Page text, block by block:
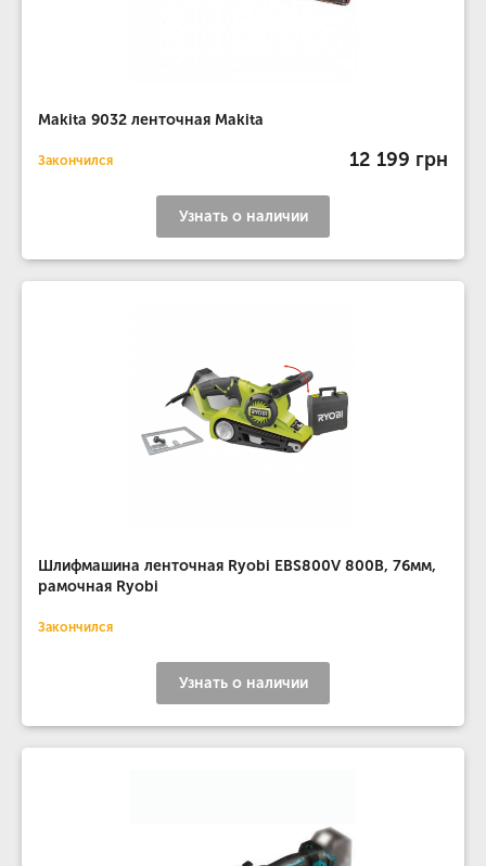
Makita 9032 ленточная Makita
Закончился 12 199 грн
Узнать о наличии
Шлифмашина ленточная Ryobi EBS800V 800В, 76мм,
рамочная Ryobi
Закончился
Узнать о наличии